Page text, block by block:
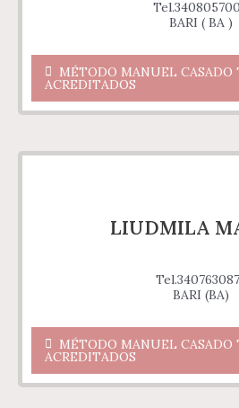
BARI ( BA )
MÉTODO MANUEL CASADO
ACREDITADOS
LIUDMILA
BARI (BA)
MÉTODO MANUEL CASADO
ACREDITADOS